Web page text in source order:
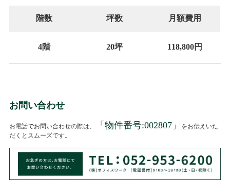
階数 坪数 月額費用
4階 20坪 118,800円
お問い合わせ
お電話でお問い合わせの際は、 「物件番号:002807」
をお伝えいた
だくとスムーズです。